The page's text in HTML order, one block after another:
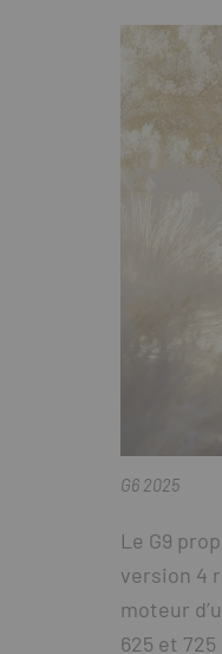
G6 2025
Le G9
version 4
moteur
625 et